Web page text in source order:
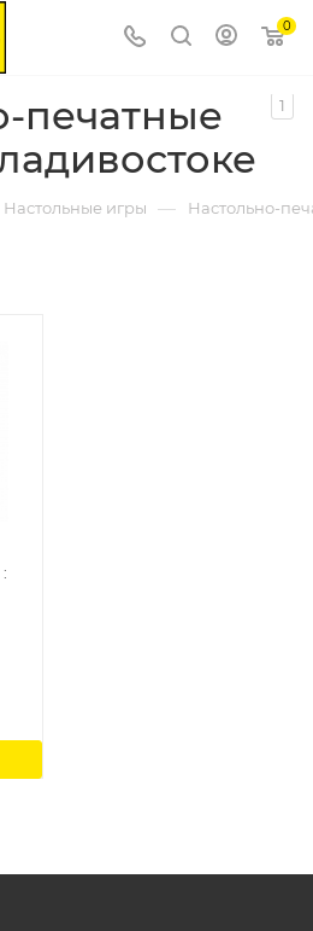
0
печатные
1
Настольные игры — Настольно-